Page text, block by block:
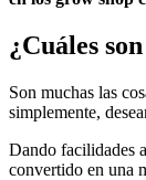
¿Cuáles
Son muchas las
simplemente,
Dando facilidades
convertido en una